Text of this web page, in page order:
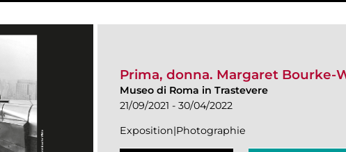
Prima, donna. Margaret Bourke-
Museo di Roma in Trastevere
21/09/2021 - 30/04/2022
Exposition|Photographie